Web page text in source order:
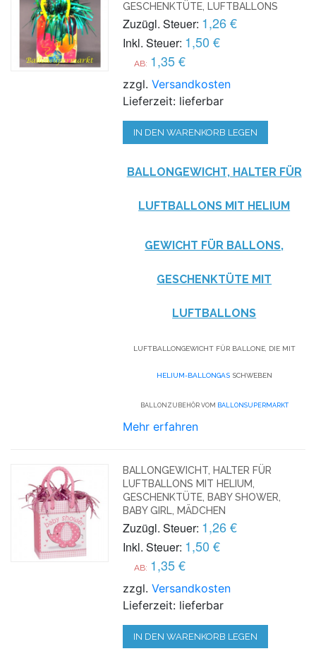
GESCHENKTÜTE, LUFTBALLONS
Zuzügl. Steuer: 1,26 €
Inkl. Steuer: 1,50 €
AB: 1,35 €
zzgl.Versandkosten
Lieferzeit: lieferbar
IN DEN WARENKORB LEGEN
BALLONGEWICHT, HALTER FÜR
LUFTBALLONS MIT HELIUM
GEWICHT FÜR BALLONS,
GESCHENKTÜTE MIT
LUFTBALLONS
LUFTBALLONGEWICHT FÜR BALLONE, DIE MIT
HELIUM-BALLONGASSCHWEBEN
BALLONZUBEHÖR VOM BALLONSUPERMARKT
Mehr erfahren
BALLONGEWICHT, HALTER FÜR
LUFTBALLONS MIT HELIUM,
GESCHENKTÜTE, BABY SHOWER,
BABY GIRL, MÄDCHEN
Zuzügl. Steuer: 1,26 €
Inkl. Steuer: 1,50 €
AB: 1,35 €
zzgl.Versandkosten
Lieferzeit: lieferbar
IN DEN WARENKORB LEGEN